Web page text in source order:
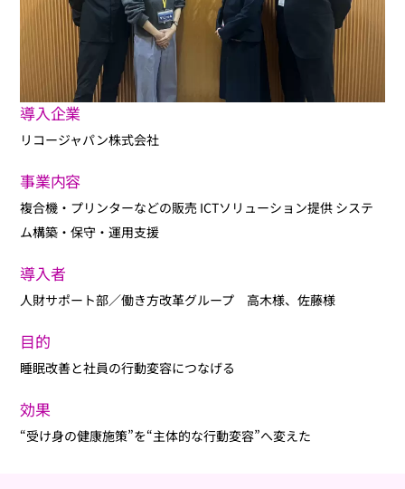
導入企業
リコージャパン株式会社
事業内容
複合機・プリンターなどの販売 ICTソリューション提供 システ
ム構築・保守・運用支援
導入者
人財サポート部／働き方改革グループ 高木様、佐藤様
目的
睡眠改善と社員の行動変容につなげる
効果
“受け身の健康施策”を“主体的な行動変容”へ変えた